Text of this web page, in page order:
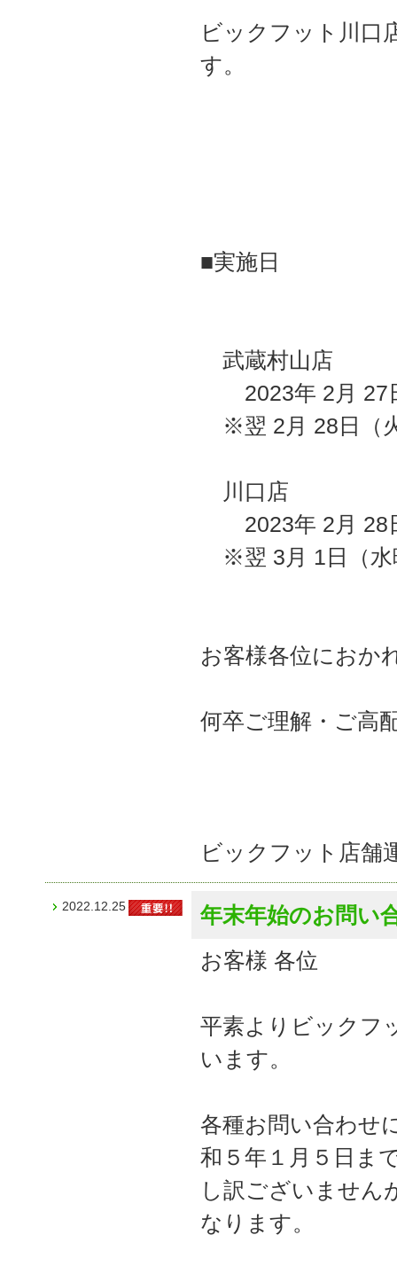
ビックフット川口
す。
■実施日
武蔵村山店
2023年 2月 27
※翌 2月 28日（
川口店
2023年 2月 28
※翌 3月 1日（水
お客様各位におか
何卒ご理解・ご高
ビックフット店舗
2022.12.25
年末年始のお問い
お客様 各位
平素よりビックフ
います。
各種お問い合わせ
和５年１月５日ま
し訳ございません
なります。